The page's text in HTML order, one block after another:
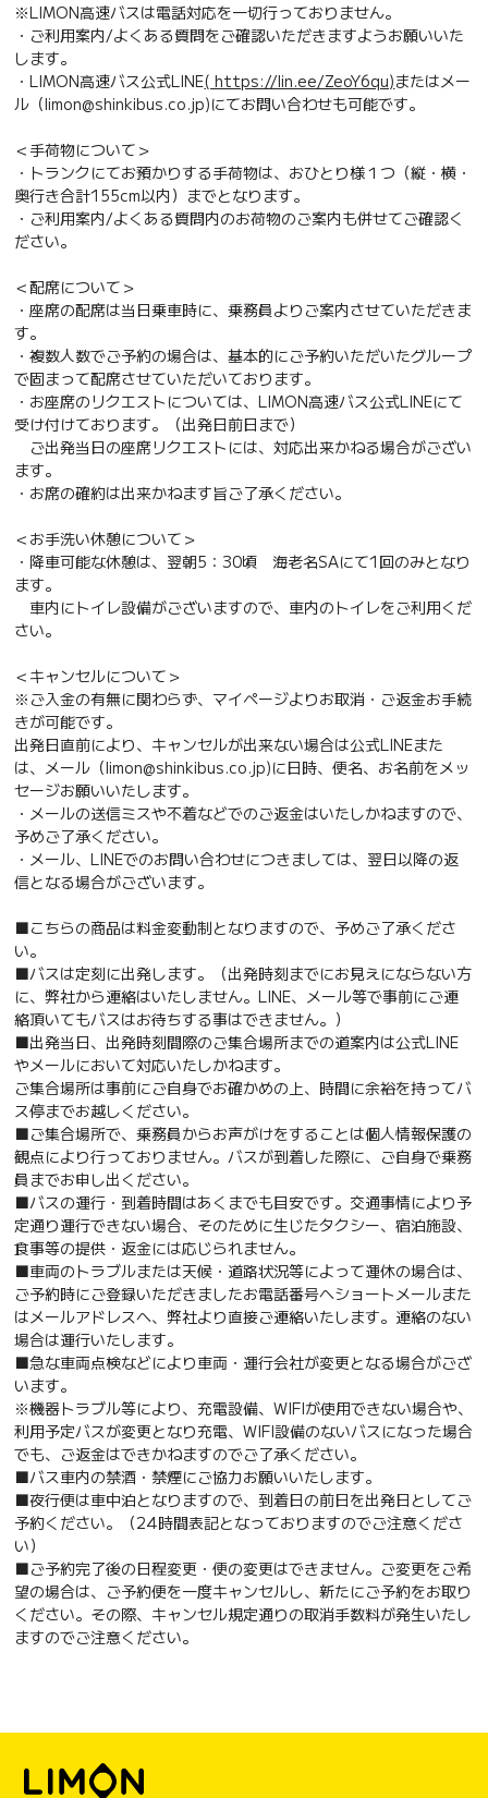
※LIMON高速バスは電話対応を一切行っておりません。
・ご利用案内/よくある質問をご確認いただきますようお願いいた
します。
・LIMON高速バス公式LINE( https://lin.ee/ZeoY6qu)またはメー
ル（limon@shinkibus.co.jp)にてお問い合わせも可能です。
＜手荷物について＞
・トランクにてお預かりする手荷物は、おひとり様１つ（縦・横・
奥行き合計155cm以内）までとなります。
・ご利用案内/よくある質問内のお荷物のご案内も併せてご確認く
ださい。
＜配席について＞
・座席の配席は当日乗車時に、乗務員よりご案内させていただきま
す。
・複数人数でご予約の場合は、基本的にご予約いただいたグループ
で固まって配席させていただいております。
・お座席のリクエストについては、LIMON高速バス公式LINEにて
受け付けております。（出発日前日まで）
ご出発当日の座席リクエストには、対応出来かねる場合がござい
ます。
・お席の確約は出来かねます旨ご了承ください。
＜お手洗い休憩について＞
・降車可能な休憩は、翌朝5：30頃 海老名SAにて1回のみとなり
ます。
車内にトイレ設備がございますので、車内のトイレをご利用くだ
さい。
＜キャンセルについて＞
※ご入金の有無に関わらず、マイページよりお取消・ご返金お手続
きが可能です。
出発日直前により、キャンセルが出来ない場合は公式LINEまた
は、メール（limon@shinkibus.co.jp)に日時、便名、お名前をメッ
セージお願いいたします。
・メールの送信ミスや不着などでのご返金はいたしかねますので、
予めご了承ください。
・メール、LINEでのお問い合わせにつきましては、翌日以降の返
信となる場合がございます。
■こちらの商品は料金変動制となりますので、予めご了承くださ
い。
■バスは定刻に出発します。（出発時刻までにお見えにならない方
に、弊社から連絡はいたしません。LINE、メール等で事前にご連
絡頂いてもバスはお待ちする事はできません。）
■出発当日、出発時刻間際のご集合場所までの道案内は公式LINE
やメールにおいて対応いたしかねます。
ご集合場所は事前にご自身でお確かめの上、時間に余裕を持ってバ
ス停までお越しください。
■ご集合場所で、乗務員からお声がけをすることは個人情報保護の
観点により行っておりません。バスが到着した際に、ご自身で乗務
員までお申し出ください。
■バスの運行・到着時間はあくまでも目安です。交通事情により予
定通り運行できない場合、そのために生じたタクシー、宿泊施設、
食事等の提供・返金には応じられません。
■車両のトラブルまたは天候・道路状況等によって運休の場合は、
ご予約時にご登録いただきましたお電話番号へショートメールまた
はメールアドレスへ、弊社より直接ご連絡いたします。連絡のない
場合は運行いたします。
■急な車両点検などにより車両・運行会社が変更となる場合がござ
います。
※機器トラブル等により、充電設備、WIFIが使用できない場合や、
利用予定バスが変更となり充電、WIFI設備のないバスになった場合
でも、ご返金はできかねますのでご了承ください。
■バス車内の禁酒・禁煙にご協力お願いいたします。
■夜行便は車中泊となりますので、到着日の前日を出発日としてご
予約ください。（24時間表記となっておりますのでご注意くださ
い）
■ご予約完了後の日程変更・便の変更はできません。ご変更をご希
望の場合は、ご予約便を一度キャンセルし、新たにご予約をお取り
ください。その際、キャンセル規定通りの取消手数料が発生いたし
ますのでご注意ください。